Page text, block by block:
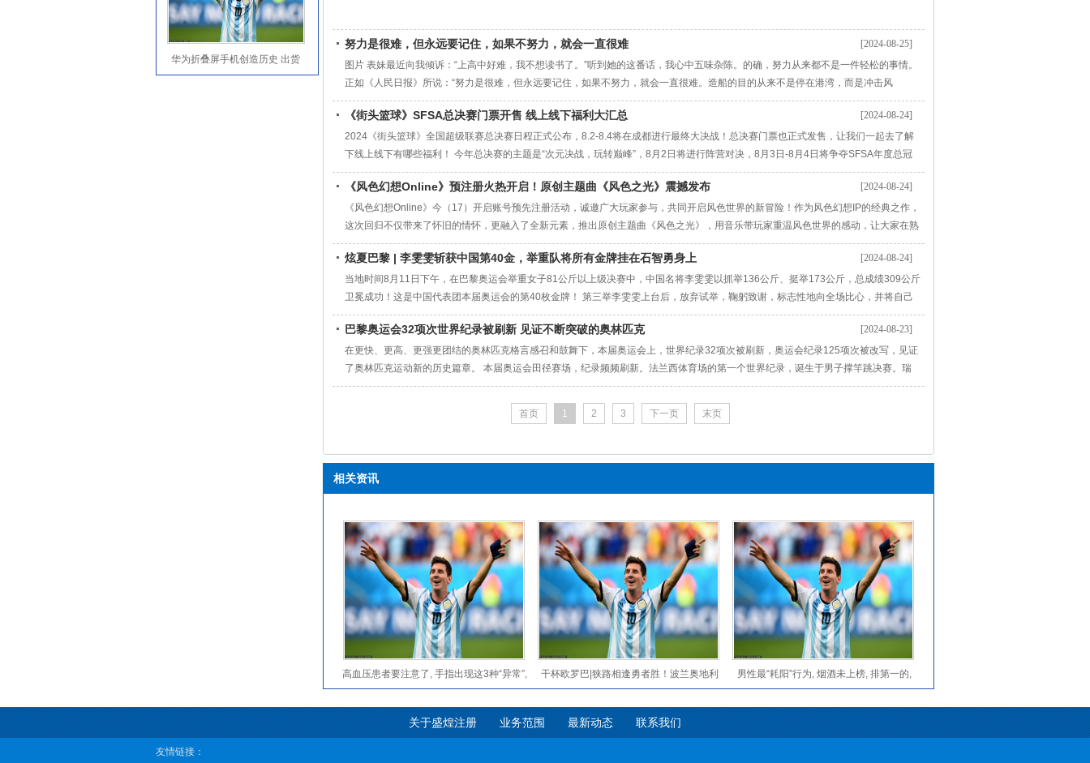
华为折叠屏手机创造历史 出货
量超三星成全
努力是很难，但永远要记住，如果不努力，就会一直很难
[2024-08-25]
图片 表妹最近向我倾诉：“上高中好难，我不想读书了。”听到她的这番话，我心中五味杂陈。的确，努力从来都不是一件轻松的事情。
正如《人民日报》所说：“努力是很难，但永远要记住，如果不努力，就会一直很难。造船的目的从来不是停在港湾，而是冲击风
浪。”高中的学业繁重，压力巨大，表妹感到艰难是可以理解的。 但如果因为此刻的困难就选择放弃，那未来等待她的或许会是更多、
更大的难题。 不努力去克服眼前的障碍，就永远无法提升自己，无法跨越到更高的台阶，只能在原地徘
《街头篮球》SFSA总决赛门票开售 线上线下福利大汇总
[2024-08-24]
2024《街头篮球》全国超级联赛总决赛日程正式公布，8.2-8.4将在成都进行最终大决战！总决赛门票也正式发售，让我们一起去了解
下线上线下有哪些福利！ 今年总决赛的主题是“次元决战，玩转巅峰”，8月2日将进行阵营对决，8月3日-8月4日将争夺SFSA年度总冠
军，其中8.2-8.3场馆将不对外开放，8.4玩家可以前往成都市金牛区北星大道1段凤凰山体育公园多功能馆进行现场观战。 点击购买门
票 线下观战福利汇总 现场观战入场时间：8月4日11：45分（
《风色幻想Online》预注册火热开启！原创主题曲《风色之光》震撼发布
[2024-08-24]
《风色幻想Online》今（17）开启账号预先注册活动，诚邀广大玩家参与，共同开启风色世界的新冒险！作为风色幻想IP的经典之作，
这次回归不仅带来了怀旧的情怀，更融入了全新元素，推出原创主题曲《风色之光》，用音乐带玩家重温风色世界的感动，让大家在熟
悉的世界中体验到前所未有的乐趣。 ◆事前账号预注册活动开跑 注册就送人型宠物「萌妹酱」 《风色幻想Online》即日起于网站完成
预先注册游戏账号的玩家将获得可爱的人形宠物「萌妹酱」，陪伴你在风色世界中展开
炫夏巴黎 | 李雯雯斩获中国第40金，举重队将所有金牌挂在石智勇身上
[2024-08-24]
当地时间8月11日下午，在巴黎奥运会举重女子81公斤以上级决赛中，中国名将李雯雯以抓举136公斤、挺举173公斤，总成绩309公斤
卫冕成功！这是中国代表团本届奥运会的第40枚金牌！ 第三举李雯雯上台后，放弃试举，鞠躬致谢，标志性地向全场比心，并将自己
的教练拉到台上，高高举起！这一幕让全场为之鼓掌和欢呼！赛后，谈到这一动作设计，李雯雯表示：我没有太多想法吧，因为之前大
家在网上说都想看我举教练，所以我就有这个想法。然后之后我就举了教练，也不知道他会不
巴黎奥运会32项次世界纪录被刷新 见证不断突破的奥林匹克
[2024-08-23]
在更快、更高、更强更团结的奥林匹克格言感召和鼓舞下，本届奥运会上，世界纪录32项次被刷新，奥运会纪录125项次被改写，见证
了奥林匹克运动新的历史篇章。 本届奥运会田径赛场，纪录频频刷新。法兰西体育场的第一个世界纪录，诞生于男子撑竿跳决赛。瑞
典天才杜普兰蒂斯以6米25的成绩夺冠，将自己保持的世界纪录提升了1厘米。人类对天空的追逐，没有极限。 男子撑竿跳冠军得主 杜
普兰蒂斯：对于我取得的成绩，我不确定能不能用传奇来形容，但我对自己的能力非常自信。只要
首页
1 2 3 下一页 末页
相关资讯
高血压患者要注意了, 手指出现这3种“异常”,
说明脑梗要来了
干杯欧罗巴|狭路相逢勇者胜！波兰奥地利
到了&ldquo;亮剑&rdquo;时刻
男性最“耗阳”行为, 烟酒未上榜, 排第一的,
多数人不重视!
关于盛煌注册 业务范围 最新动态 联系我们
友情链接：